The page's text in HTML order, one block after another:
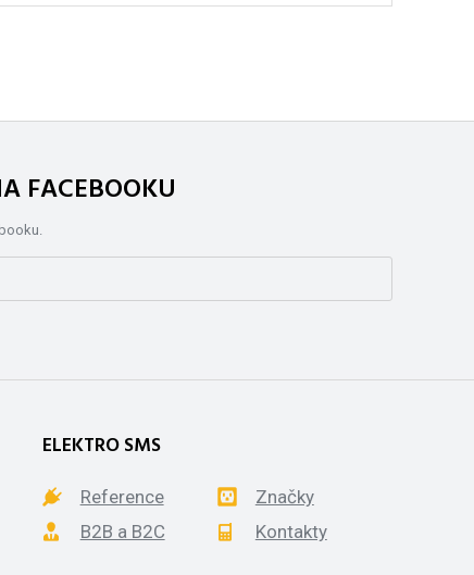
FACEBOOKU
ELEKTRO SMS
Reference
Značky
B2B a B2C
Kontakty